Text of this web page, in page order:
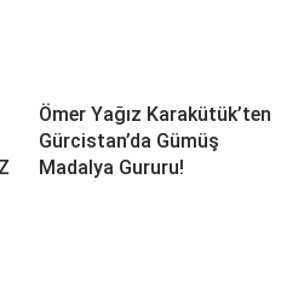
Ömer Yağız Karakütük’ten
Gürcistan’da Gümüş
Madalya Gururu!